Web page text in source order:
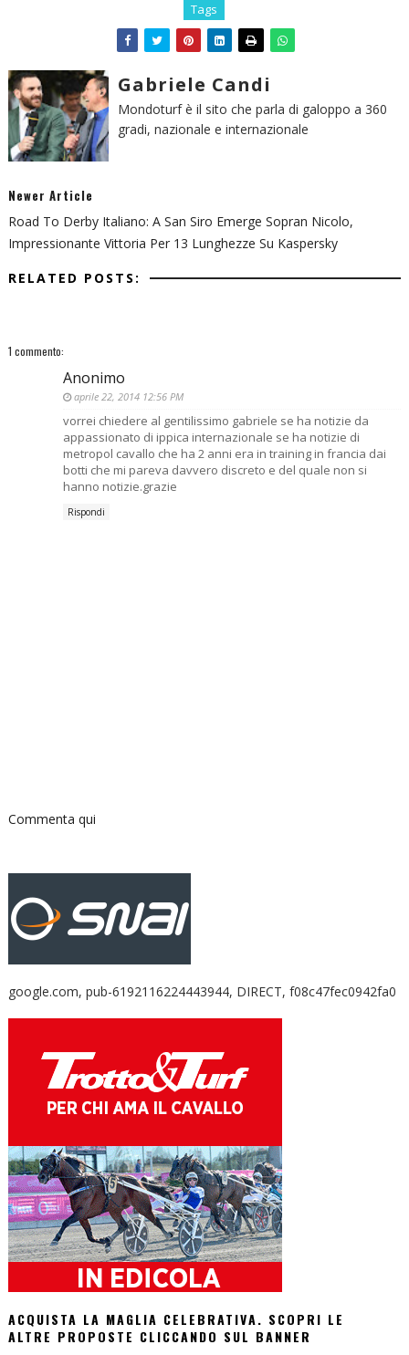
Tags
Gabriele Candi
Mondoturf è il sito che parla di galoppo a 360
gradi, nazionale e internazionale
Newer Article
Road To Derby Italiano: A San Siro Emerge Sopran Nicolo,
Impressionante Vittoria Per 13 Lunghezze Su Kaspersky
RELATED POSTS:
1 commento:
Anonimo
aprile 22, 2014 12:56 PM
vorrei chiedere al gentilissimo gabriele se ha notizie da
appassionato di ippica internazionale se ha notizie di
metropol cavallo che ha 2 anni era in training in francia dai
botti che mi pareva davvero discreto e del quale non si
hanno notizie.grazie
Rispondi
Commenta qui
google.com, pub-6192116224443944, DIRECT, f08c47fec0942fa0
ACQUISTA LA MAGLIA CELEBRATIVA. SCOPRI LE
ALTRE PROPOSTE CLICCANDO SUL BANNER